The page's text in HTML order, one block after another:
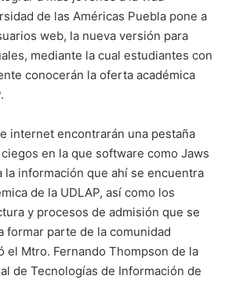
de las Américas Puebla pone a
web, la nueva versión para
mediante la cual estudiantes con
conocerán la oferta académica
internet encontrarán una pestaña
en la que software como Jaws
la información que ahí se encuentra
de la UDLAP, así como los
y procesos de admisión que se
formar parte de la comunidad
el Mtro. Fernando Thompson de la
de Tecnologías de Información de